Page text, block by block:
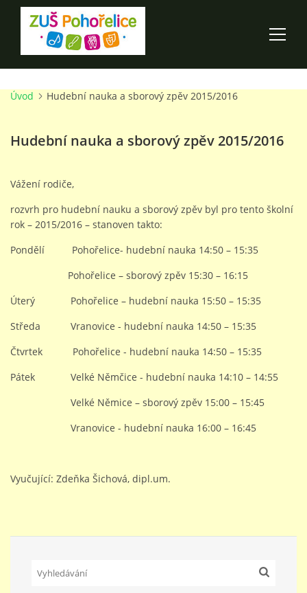
ÚVOD
100 LET ZUŠ POHOŘELICE
AKCE ŠKOLY
O ŠKOLE
TALENTOVÉ ZKOUŠKY
STUDIJNÍ OBORY
VIDEA - FILMOVÁ TVORBA
PEDAGOGICKÝ SBOR
Úvod Hudební nauka a sborový zpěv 2015/2016
Hudební nauka a sborový zpěv 2015/2016
Vážení rodiče,
rozvrh pro hudební nauku a sborový zpěv byl pro tento školní
rok – 2015/2016 – stanoven takto:
Pondělí Pohořelice- hudební nauka 14:50 – 15:35
Pohořelice – sborový zpěv 15:30 – 16:15
Úterý Pohořelice – hudební nauka 15:50 – 15:35
Středa Vranovice - hudební nauka 14:50 – 15:35
Čtvrtek Pohořelice - hudební nauka 14:50 – 15:35
Pátek Velké Němčice - hudební nauka 14:10 – 14:55
Velké Němice – sborový zpěv 15:00 – 15:45
Vranovice - hudební nauka 16:00 – 16:45
Vyučující: Zdeňka Šichová, dipl.um.